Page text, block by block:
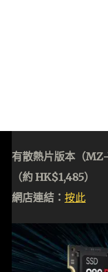
有散熱片版本（
（約 HK$1,485）
網店連結： 按此